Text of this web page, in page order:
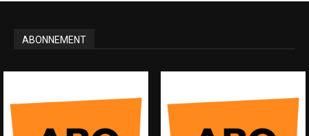
ABONNEMENT